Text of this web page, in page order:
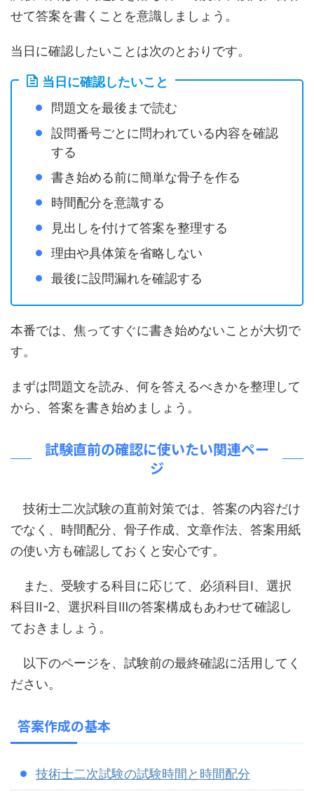
せて答案を書くことを意識しましょう。
当日に確認したいことは次のとおりです。
当日に確認したいこと
問題文を最後まで読む
設問番号ごとに問われている内容を確認
する
書き始める前に簡単な骨子を作る
時間配分を意識する
見出しを付けて答案を整理する
理由や具体策を省略しない
最後に設問漏れを確認する
本番では、焦ってすぐに書き始めないことが大切で
す。
まずは問題文を読み、何を答えるべきかを整理して
から、答案を書き始めましょう。
試験直前の確認に使いたい関連ペー
ジ
技術士二次試験の直前対策では、答案の内容だけ
でなく、時間配分、骨子作成、文章作法、答案用紙
の使い方も確認しておくと安心です。
また、受験する科目に応じて、必須科目Ⅰ、選択
科目Ⅱ-2、選択科目Ⅲの答案構成もあわせて確認し
ておきましょう。
以下のページを、試験前の最終確認に活用してく
ださい。
答案作成の基本
技術士二次試験の試験時間と時間配分